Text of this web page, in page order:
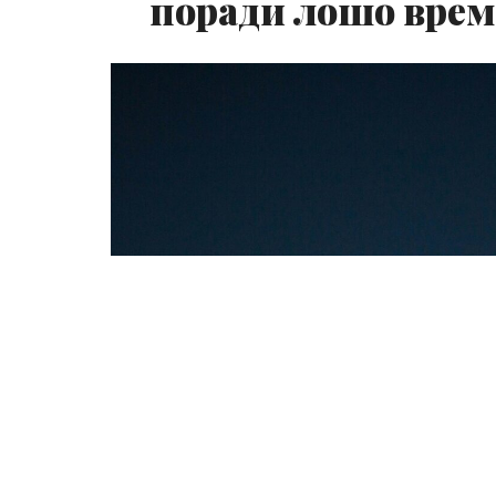
поради лошо